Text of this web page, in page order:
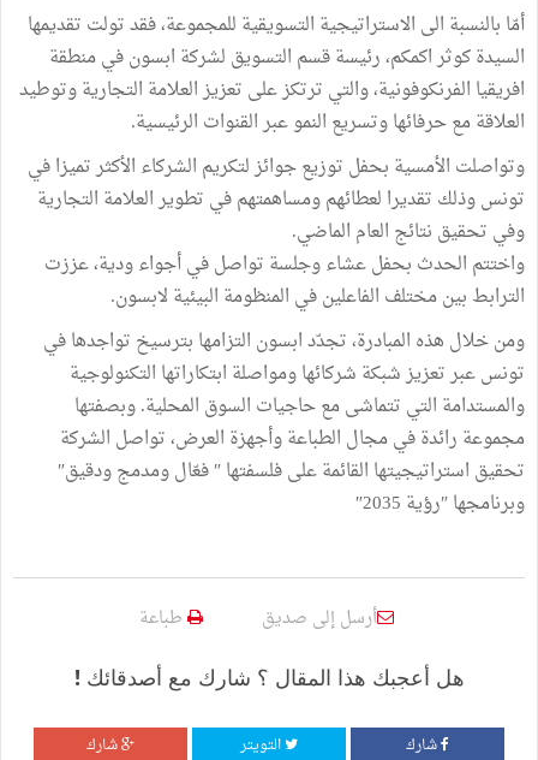
أمّا بالنسبة الى الاستراتيجية التسويقية للمجموعة، فقد تولت تقديمها
السيدة كوثر اكمكم، رئيسة قسم التسويق لشركة ابسون في منطقة
افريقيا الفرنكوفونية، والتي ترتكز على تعزيز العلامة التجارية وتوطيد
العلاقة مع حرفائها وتسريع النمو عبر القنوات الرئيسية.
وتواصلت الأمسية بحفل توزيع جوائز لتكريم الشركاء الأكثر تميزا في
تونس وذلك تقديرا لعطائهم ومساهمتهم في تطوير العلامة التجارية
وفي تحقيق نتائج العام الماضي.
واختتم الحدث بحفل عشاء وجلسة تواصل في أجواء ودية، عززت
الترابط بين مختلف الفاعلين في المنظومة البيئية لابسون.
ومن خلال هذه المبادرة، تجدّد ابسون التزامها بترسيخ تواجدها في
تونس عبر تعزيز شبكة شركائها ومواصلة ابتكاراتها التكنولوجية
والمستدامة التي تتماشى مع حاجيات السوق المحلية. وبصفتها
مجموعة رائدة في مجال الطباعة وأجهزة العرض، تواصل الشركة
تحقيق استراتيجيتها القائمة على فلسفتها ″ فعّال ومدمج ودقيق″
وبرنامجها ″رؤية 2035″
أرسل إلى صديق طباعة
هل أعجبك هذا المقال ؟ شارك مع أصدقائك !
شارك التويتر شارك